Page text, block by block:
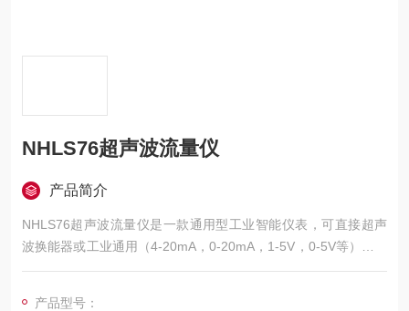
NHLS76超声波流量仪
产品简介
NHLS76超声波流量仪是一款通用型工业智能仪表，可直接超声
波换能器或工业通用（4-20mA，0-20mA，1-5V，0-5V等）信号
输入，及RS485串口输入功能（可选）。
产品型号：